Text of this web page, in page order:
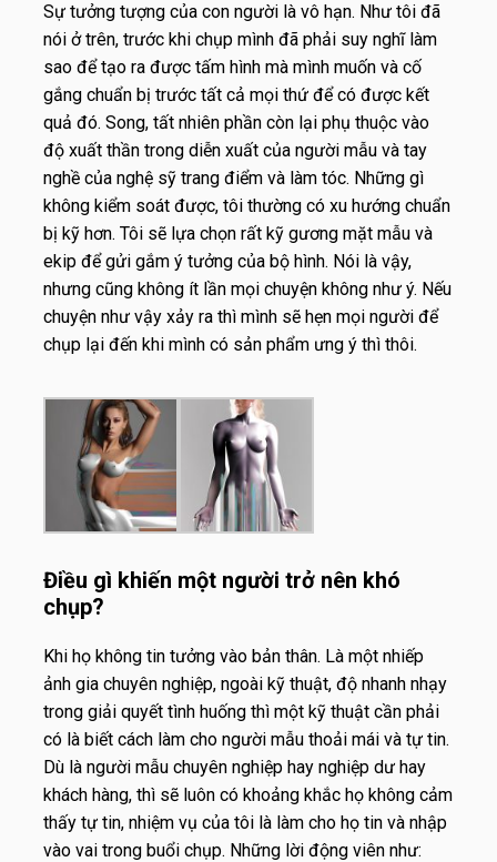
Sự tưởng tượng của con người là vô hạn. Như tôi đã
nói ở trên, trước khi chụp mình đã phải suy nghĩ làm
sao để tạo ra được tấm hình mà mình muốn và cố
gắng chuẩn bị trước tất cả mọi thứ để có được kết
quả đó. Song, tất nhiên phần còn lại phụ thuộc vào
độ xuất thần trong diễn xuất của người mẫu và tay
nghề của nghệ sỹ trang điểm và làm tóc. Những gì
không kiểm soát được, tôi thường có xu hướng chuẩn
bị kỹ hơn. Tôi sẽ lựa chọn rất kỹ gương mặt mẫu và
ekip để gửi gắm ý tưởng của bộ hình. Nói là vậy,
nhưng cũng không ít lần mọi chuyện không như ý. Nếu
chuyện như vậy xảy ra thì mình sẽ hẹn mọi người để
chụp lại đến khi mình có sản phẩm ưng ý thì thôi.
Điều gì khiến một người trở nên khó
chụp?
Khi họ không tin tưởng vào bản thân. Là một nhiếp
ảnh gia chuyên nghiệp, ngoài kỹ thuật, độ nhanh nhạy
trong giải quyết tình huống thì một kỹ thuật cần phải
có là biết cách làm cho người mẫu thoải mái và tự tin.
Dù là người mẫu chuyên nghiệp hay nghiệp dư hay
khách hàng, thì sẽ luôn có khoảng khắc họ không cảm
thấy tự tin, nhiệm vụ của tôi là làm cho họ tin và nhập
vào vai trong buổi chụp. Những lời động viên như: